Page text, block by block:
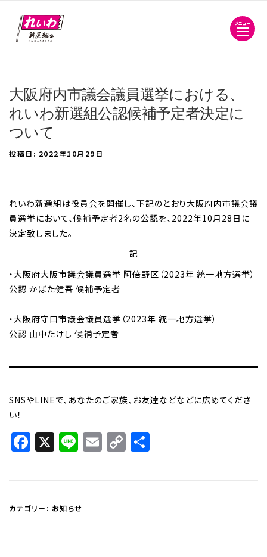
メニュー
大阪府内市議会議員選挙における、
れいわ新選組公認候補予定者決定に
ついて
投稿日: 2022年10月29日
れいわ新選組は役員会を開催し、下記のとおり大阪府内市議会議
員選挙において、候補予定者2名の公認を、2022年10月28日に
決定致しました。
記
・大阪府大阪市議会議員選挙 阿倍野区（2023年 統一地方選挙）
公認 かばた健吾 候補予定者
・大阪府守口市議会議員選挙（2023年 統一地方選挙）
公認 山中たけし 候補予定者
SNSやLINEで、あなたのご家族、お友達などなどに広めてくださ
い！
Facebook
X LineEmail
Copy
Link
カテゴリー: お知らせ